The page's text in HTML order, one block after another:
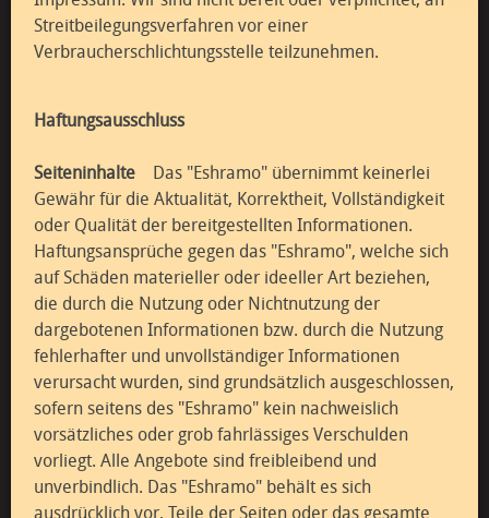
Streitbeilegungsverfahren vor einer
Verbraucherschlichtungsstelle teilzunehmen.
Haftungsausschluss
Seiteninhalte Das "Eshramo" übernimmt keinerlei
Gewähr für die Aktualität, Korrektheit, Vollständigkeit
oder Qualität der bereitgestellten Informationen.
Haftungsansprüche gegen das "Eshramo", welche sich
auf Schäden materieller oder ideeller Art beziehen,
die durch die Nutzung oder Nichtnutzung der
dargebotenen Informationen bzw. durch die Nutzung
fehlerhafter und unvollständiger Informationen
verursacht wurden, sind grundsätzlich ausgeschlossen,
sofern seitens des "Eshramo" kein nachweislich
vorsätzliches oder grob fahrlässiges Verschulden
vorliegt. Alle Angebote sind freibleibend und
unverbindlich. Das "Eshramo" behält es sich
ausdrücklich vor, Teile der Seiten oder das gesamte